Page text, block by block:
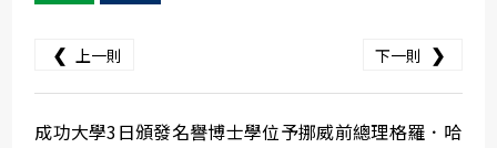
❮ 上一則 下一則 ❯
成功大學3日頒發名譽博士學位予挪威前總理格羅．哈